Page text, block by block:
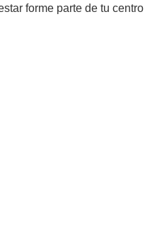
forme parte de tu centro